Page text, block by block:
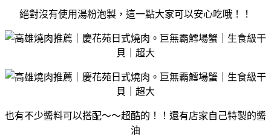
絕對沒有使用湯粉泡製，這一點大家可以安心吃哦！！
也有不少醬料可以搭配～～超酷的！！還有店家自己特製的醬
油